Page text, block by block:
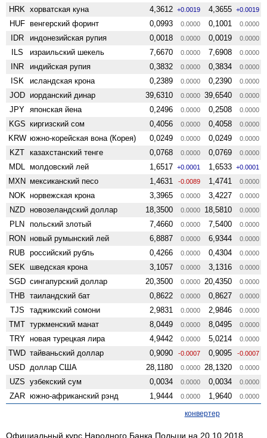
HRK хорватская куна 4,3612 +0.0019 4,3655 +0.0019
HUF венгерский форинт 0,0993 0.0000 0,1001 0.0000
IDR индонезийская рупия 0,0018 0.0000 0,0019 0.0000
ILS израильский шекель 7,6670 0.0000 7,6908 0.0000
INR индийская рупия 0,3832 0.0000 0,3834 0.0000
ISK исландская крона 0,2389 0.0000 0,2390 0.0000
JOD иорданский динар 39,6310 0.0000 39,6540 0.0000
JPY японская йена 0,2496 0.0000 0,2508 0.0000
KGS киргизский сом 0,4056 0.0000 0,4058 0.0000
KRW южно-корейская вона (Корея) 0,0249 0.0000 0,0249 0.0000
KZT казахстанский тенге 0,0768 0.0000 0,0769 0.0000
MDL молдовский лей 1,6517 +0.0001 1,6533 +0.0001
MXN мексиканский песо 1,4631 -0.0089 1,4741 0.0000
NOK норвежская крона 3,3965 0.0000 3,4227 0.0000
NZD ново­зеландский доллар 18,3500 0.0000 18,5810 0.0000
PLN польский злотый 7,4660 0.0000 7,5400 0.0000
RON новый румынский лей 6,8887 0.0000 6,9344 0.0000
RUB российский рубль 0,4266 0.0000 0,4304 0.0000
SEK шведская крона 3,1057 0.0000 3,1316 0.0000
SGD сингапурский доллар 20,3500 0.0000 20,4350 0.0000
THB таиландский бат 0,8622 0.0000 0,8627 0.0000
TJS таджикский сомони 2,9831 0.0000 2,9846 0.0000
TMT туркменский манат 8,0449 0.0000 8,0495 0.0000
TRY новая турецкая лира 4,9442 0.0000 5,0214 0.0000
TWD тайваньский доллар 0,9090 -0.0007 0,9095 -0.0007
USD доллар США 28,1180 0.0000 28,1320 0.0000
UZS узбекский сум 0,0034 0.0000 0,0034 0.0000
ZAR южно-африканский рэнд 1,9444 0.0000 1,9640 0.0000
конвертер
Официальный курс Народного Банка Польши на 20.10.2018